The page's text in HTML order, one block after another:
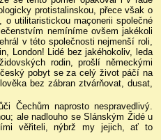
protistalinskou, přece však o
o utilitaristickou maçonerii společné
nemíníme ovšem jakékoli
v této společnosti nejmenší roli,
London! Lidé bez jakéhokoliv, leda
rodin, prošlí německými
pobyt se za celý život páčí na
bez zábran ztvárňovat, dusat,
Čechům naprosto nespravedlivý.
ale nadlouho se Slánským Židé u
věřiteli, nýbrž my jejich, ať to